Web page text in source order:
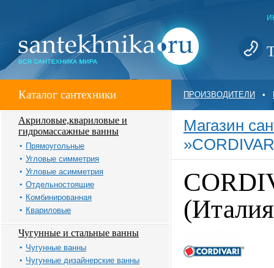
Каталог сантехники ПРОИЗВОДИТЕЛИ •
Акриловые,квариловые и
гидромассажные ванны
Прямоугольные
Угловые симметрия
Угловые асимметрия
Отдельностоящие
Комбинированная
Квариловые
Чугунные и стальные ванны
Чугунные ванны
Чугунные дизайнерские ванны
Магазин
»